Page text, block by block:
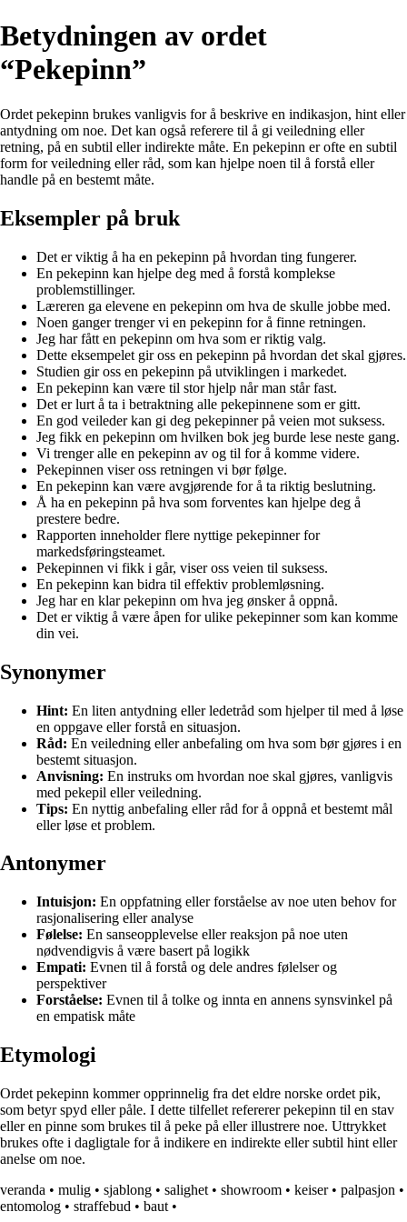
Betydningen av ordet
“Pekepinn”
Ordet pekepinn brukes vanligvis for å beskrive en indikasjon, hint eller
antydning om noe. Det kan også referere til å gi veiledning eller
retning, på en subtil eller indirekte måte. En pekepinn er ofte en subtil
form for veiledning eller råd, som kan hjelpe noen til å forstå eller
handle på en bestemt måte.
Eksempler på bruk
Det er viktig å ha en pekepinn på hvordan ting fungerer.
En pekepinn kan hjelpe deg med å forstå komplekse
problemstillinger.
Læreren ga elevene en pekepinn om hva de skulle jobbe med.
Noen ganger trenger vi en pekepinn for å finne retningen.
Jeg har fått en pekepinn om hva som er riktig valg.
Dette eksempelet gir oss en pekepinn på hvordan det skal gjøres.
Studien gir oss en pekepinn på utviklingen i markedet.
En pekepinn kan være til stor hjelp når man står fast.
Det er lurt å ta i betraktning alle pekepinnene som er gitt.
En god veileder kan gi deg pekepinner på veien mot suksess.
Jeg fikk en pekepinn om hvilken bok jeg burde lese neste gang.
Vi trenger alle en pekepinn av og til for å komme videre.
Pekepinnen viser oss retningen vi bør følge.
En pekepinn kan være avgjørende for å ta riktig beslutning.
Å ha en pekepinn på hva som forventes kan hjelpe deg å
prestere bedre.
Rapporten inneholder flere nyttige pekepinner for
markedsføringsteamet.
Pekepinnen vi fikk i går, viser oss veien til suksess.
En pekepinn kan bidra til effektiv problemløsning.
Jeg har en klar pekepinn om hva jeg ønsker å oppnå.
Det er viktig å være åpen for ulike pekepinner som kan komme
din vei.
Synonymer
Hint: En liten antydning eller ledetråd som hjelper til med å løse
en oppgave eller forstå en situasjon.
Råd: En veiledning eller anbefaling om hva som bør gjøres i en
bestemt situasjon.
Anvisning: En instruks om hvordan noe skal gjøres, vanligvis
med pekepil eller veiledning.
Tips: En nyttig anbefaling eller råd for å oppnå et bestemt mål
eller løse et problem.
Antonymer
Intuisjon: En oppfatning eller forståelse av noe uten behov for
rasjonalisering eller analyse
Følelse: En sanseopplevelse eller reaksjon på noe uten
nødvendigvis å være basert på logikk
Empati: Evnen til å forstå og dele andres følelser og
perspektiver
Forståelse: Evnen til å tolke og innta en annens synsvinkel på
en empatisk måte
Etymologi
Ordet pekepinn kommer opprinnelig fra det eldre norske ordet pik,
som betyr spyd eller påle. I dette tilfellet refererer pekepinn til en stav
eller en pinne som brukes til å peke på eller illustrere noe. Uttrykket
brukes ofte i dagligtale for å indikere en indirekte eller subtil hint eller
anelse om noe.
veranda • mulig • sjablong • salighet • showroom • keiser• palpasjon •
entomolog • straffebud • baut •